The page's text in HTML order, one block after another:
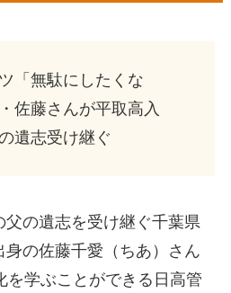
「無駄にしたくな
佐藤さんが平取高入
遺志受け継ぐ
父の遺志を受け継ぐ千葉県
身の佐藤千愛（ちあ）さん
を学ぶことができる日高管